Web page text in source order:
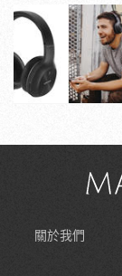
關於我們